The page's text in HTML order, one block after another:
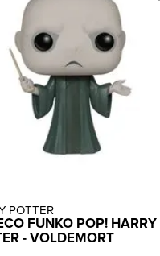
POTTER
FUNKO POP! HARRY
- VOLDEMORT